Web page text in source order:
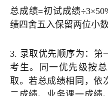
总成绩=初试成绩
绩四舍五入保留两位小数
3. 录取优先顺序为：第
考生。同一优先级按
取。若总成绩相同，依